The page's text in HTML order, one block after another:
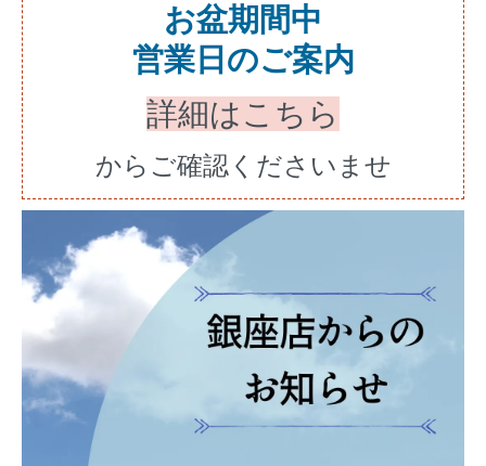
お盆期間中
営業日のご案内
詳細はこちら
からご確認くださいませ